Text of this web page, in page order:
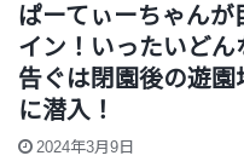
ぱーてぃーちゃん
イン！いったいど
告ぐは閉園後の遊
に潜入！
2024年3月9日